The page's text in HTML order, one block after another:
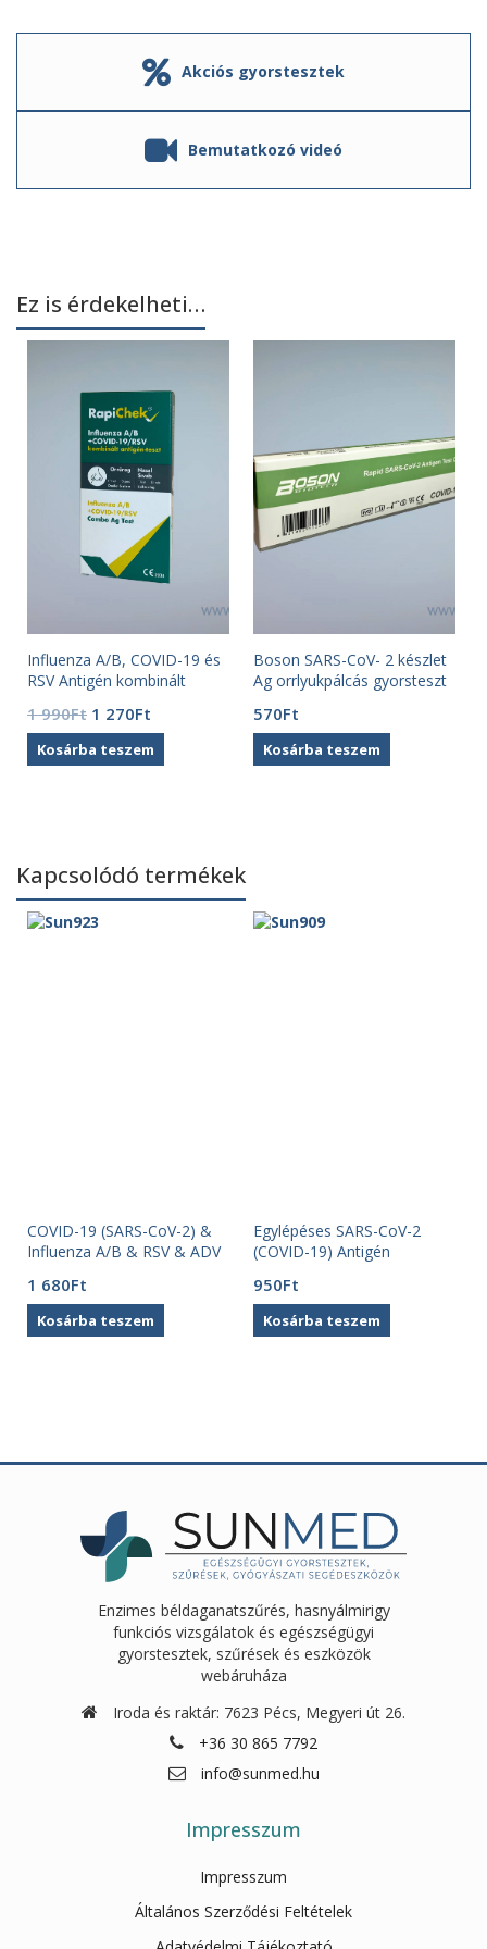
Akciós gyorstesztek
Bemutatkozó videó
Ez is érdekelheti…
Influenza A/B, COVID-19 és
RSV Antigén kombinált
1 990Ft Original
price
was:
1 270Ft
price
is:
Kosárba teszem
Boson SARS-CoV- 2 készlet
Ag orrlyukpálcás gyorsteszt
db tesztkészlet
570Ft
Kosárba teszem
Kapcsolódó termékek
COVID-19 (SARS-CoV-2) &
Influenza A/B & RSV & ADV
tesztkészlet (1 db)
1 680Ft
Kosárba teszem
Egylépéses SARS-CoV-2
(COVID-19) Antigén
db) Beright
950Ft
Kosárba teszem
Enzimes béldaganatszűrés, hasnyálmirigy
funkciós vizsgálatok és egészségügyi
gyorstesztek, szűrések és eszközök
webáruháza
Iroda és raktár: 7623 Pécs, Megyeri út 26.
+36 30 865 7792
info@sunmed.hu
Impresszum
Impresszum
Általános Szerződési Feltételek